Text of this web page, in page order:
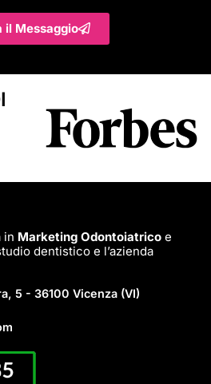
il Messaggio
in Marketing Odontoiatrico e
dentistico e l’azienda
5 - 36100 Vicenza (VI)